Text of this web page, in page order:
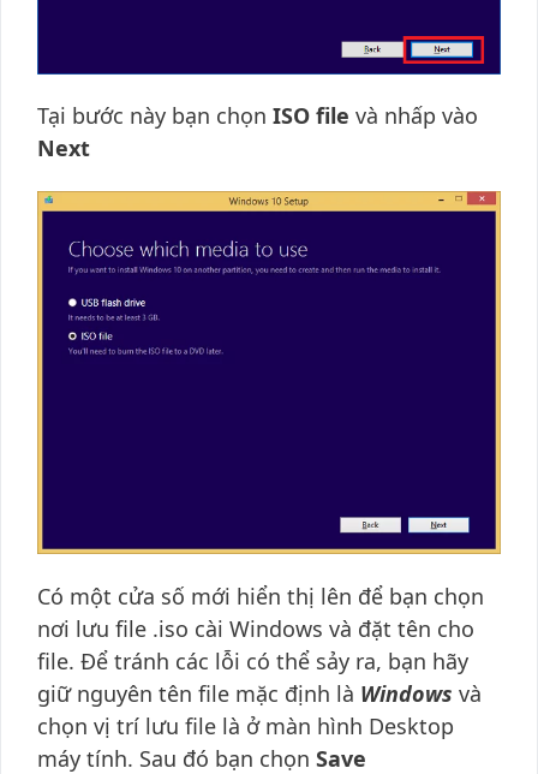
Tại bước này bạn chọn ISO file và nhấp vào
Next
Có một cửa số mới hiển thị lên để bạn chọn
nơi lưu file .iso cài Windows và đặt tên cho
file. Để tránh các lỗi có thể sảy ra, bạn hãy
giữ nguyên tên file mặc định là Windows và
chọn vị trí lưu file là ở màn hình Desktop
máy tính. Sau đó bạn chọn Save